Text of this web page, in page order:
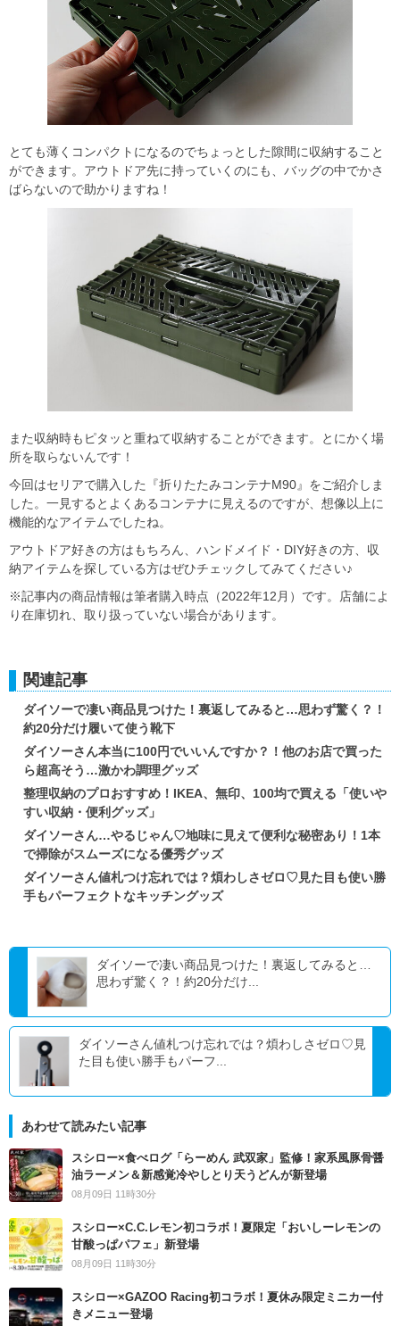
とても薄くコンパクトになるのでちょっとした隙間に収納すること
ができます。アウトドア先に持っていくのにも、バッグの中でかさ
ばらないので助かりますね！
また収納時もピタッと重ねて収納することができます。とにかく場
所を取らないんです！
今回はセリアで購入した『折りたたみコンテナM90』をご紹介しま
した。一見するとよくあるコンテナに見えるのですが、想像以上に
機能的なアイテムでしたね。
アウトドア好きの方はもちろん、ハンドメイド・DIY好きの方、収
納アイテムを探している方はぜひチェックしてみてください♪
※記事内の商品情報は筆者購入時点（2022年12月）です。店舗によ
り在庫切れ、取り扱っていない場合があります。
関連記事
ダイソーで凄い商品見つけた！裏返してみると…思わず驚く？！
約20分だけ履いて使う靴下
ダイソーさん本当に100円でいいんですか？！他のお店で買った
ら超高そう…激かわ調理グッズ
整理収納のプロおすすめ！IKEA、無印、100均で買える「使いや
すい収納・便利グッズ」
ダイソーさん…やるじゃん♡地味に見えて便利な秘密あり！1本
で掃除がスムーズになる優秀グッズ
ダイソーさん値札つけ忘れでは？煩わしさゼロ♡見た目も使い勝
手もパーフェクトなキッチングッズ
ダイソーで凄い商品見つけた！裏返してみると…
思わず驚く？！約20分だけ...
ダイソーさん値札つけ忘れでは？煩わしさゼロ♡見
た目も使い勝手もパーフ...
あわせて読みたい記事
スシロー×食べログ「らーめん 武双家」監修！家系風豚骨醤
油ラーメン＆新感覚冷やしとり天うどんが新登場
08月09日 11時30分
スシロー×C.C.レモン初コラボ！夏限定「おいしーレモンの
甘酸っぱパフェ」新登場
08月09日 11時30分
スシロー×GAZOO Racing初コラボ！夏休み限定ミニカー付
きメニュー登場